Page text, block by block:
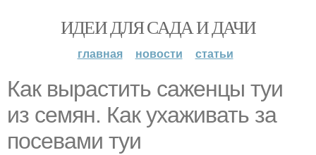
ИДЕИ ДЛЯ САДА И ДАЧИ
главная новости статьи
Как вырастить саженцы туи
из семян. Как ухаживать за
посевами туи